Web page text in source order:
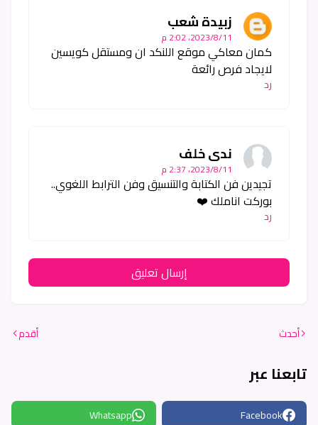
زبيدة شعب
11‏/8‏/2023، 2:02 م
كمان معاكي موقع اللنكد ان ومستقل كويسين
لايجاد فرص رائعة
رد
ندى خلف
11‏/8‏/2023، 2:37 م
تجيدين فن الكتابة والتنسيق وفن الترابط اللغوي..
بوركت اناملك ❤️
رد
إرسال تعليق
أحدث أقدم
تابعنا عبر
Facebook
Whatsapp